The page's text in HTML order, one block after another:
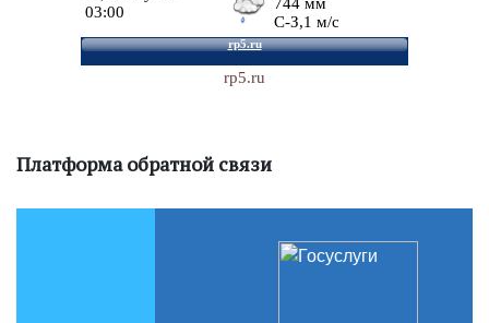
rp5.ru
Платформа обратной связи